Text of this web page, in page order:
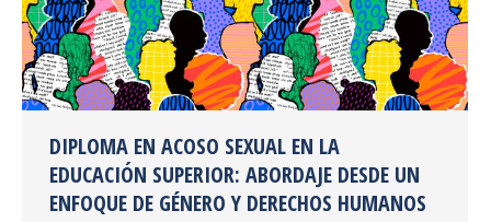
DIPLOMA EN ACOSO SEXUAL EN LA
EDUCACIÓN SUPERIOR: ABORDAJE DESDE UN
ENFOQUE DE GÉNERO Y DERECHOS HUMANOS